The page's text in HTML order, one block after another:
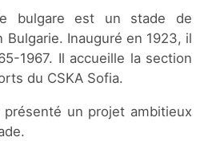
Inauguré en 1923, il
1967. Il accueille la section
du CSKA Sofia.
un projet ambitieux